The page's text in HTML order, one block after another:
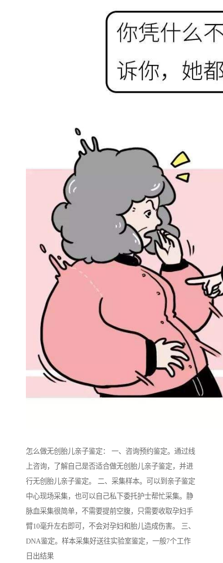
怎么做无创胎儿亲子鉴定： 一、咨询预约鉴定。通过线
上咨询，了解自己是否适合做无创胎儿亲子鉴定，并进
行无创胎儿亲子鉴定。 二、采集样本。可以到亲子鉴定
中心现场采集，也可以自己私下委托护士帮忙采集。静
脉血采集很简单，不需要提前空腹，只需要收取孕妇手
臂10毫升左右即可，不会对孕妇和胎儿造成伤害。 三、
DNA鉴定。样本采集好送往实验室鉴定，一般7个工作
日出结果